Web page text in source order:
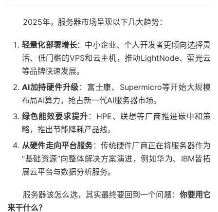
2025年，服务器市场呈现以下几大趋势：
轻量化部署增长：中小企业、个人开发者更倾向选择灵
活、低门槛的VPS和云主机，推动LightNode、萤光云
等品牌快速发展。
AI加持硬件升级 ：富士康、Supermicro等开始大规模
布局AI算力，抢占新一代AI服务器市场。
绿色能效要求提升 ：HPE、联想等厂商推进碳中和策
略，推出节能降耗产品线。
从硬件走向平台服务 ：传统硬件厂商正在将服务器作为
“基础资源”向整体解决方案演进，例如华为、IBM皆拓
展云平台与数据分析服务。
服务器该怎么选，其实最终要回到一个问题： 你要用它
来干什么？